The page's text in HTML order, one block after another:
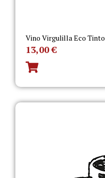
Vino Virgulilla Eco Tinto
13,00€